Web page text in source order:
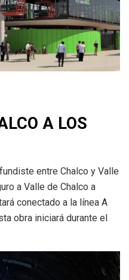
A LOS
entre Chalco y Valle
a Valle de Chalco a
conectado a la línea A
obra iniciará durante el